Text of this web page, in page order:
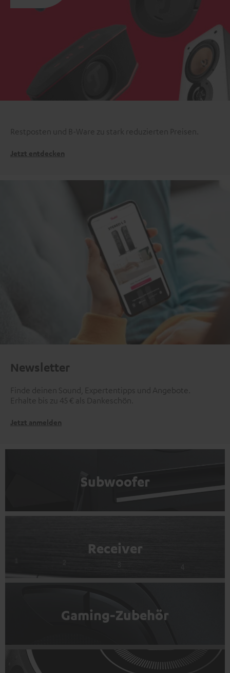
Restposten und B-Ware zu stark reduzierten Preisen.
Jetzt entdecken
Newsletter
Finde deinen Sound, Expertentipps und Angebote.
Erhalte bis zu 45 € als Dankeschön.
Jetzt anmelden
Subwoofer
Receiver
Gaming-Zubehör